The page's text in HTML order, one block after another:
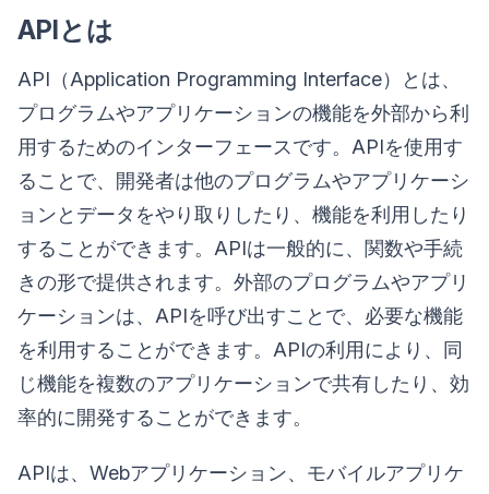
APIとは
API（Application Programming Interface）とは、
プログラムやアプリケーションの機能を外部から利
用するためのインターフェースです。APIを使用す
ることで、開発者は他のプログラムやアプリケーシ
ョンとデータをやり取りしたり、機能を利用したり
することができます。APIは一般的に、関数や手続
きの形で提供されます。外部のプログラムやアプリ
ケーションは、APIを呼び出すことで、必要な機能
を利用することができます。APIの利用により、同
じ機能を複数のアプリケーションで共有したり、効
率的に開発することができます。
APIは、Webアプリケーション、モバイルアプリケ